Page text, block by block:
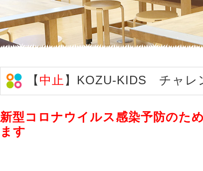
【 中止 】KOZU-KIDS チャレ
新型コロナウイルス感染予防のた
ます